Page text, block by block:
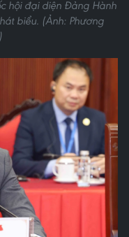
hội đại diện Đảng Hành
biểu. (Ảnh: Phương